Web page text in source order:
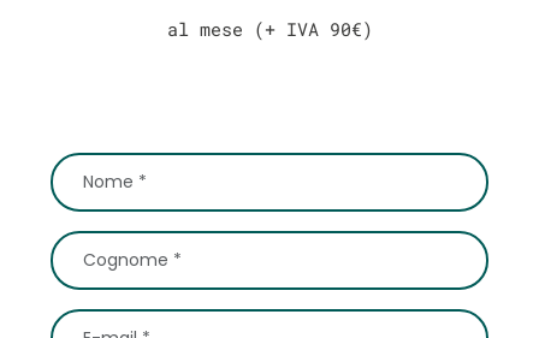
al mese (+ IVA 90€)